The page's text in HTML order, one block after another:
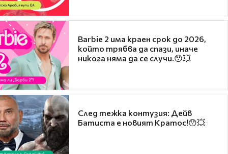
Barbie 2 има краен срок до 2026,
който трябва да спази, иначе
никога няма да се случи.😯💥
След тежка контузия: Дейв
Батиста е новият Кратос!😯💥